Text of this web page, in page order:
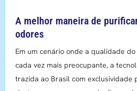
A melhor maneira de
odores
Em um cenário onde a qualidade
cada vez mais preocupante, a
trazida ao Brasil com exclusividade